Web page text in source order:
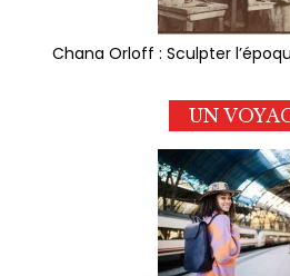
Chana Orloff : Sculpter
UN